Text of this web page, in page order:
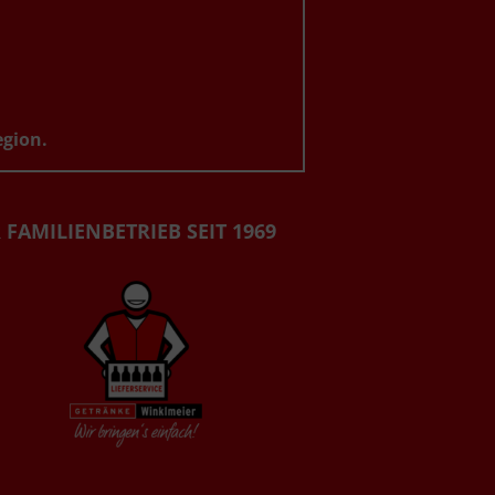
FAMILIENBETRIEB SEIT 1969